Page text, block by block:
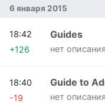
6 января 2015
Guides
нет
18:42
+126
Guide to
нет
18:40
-19